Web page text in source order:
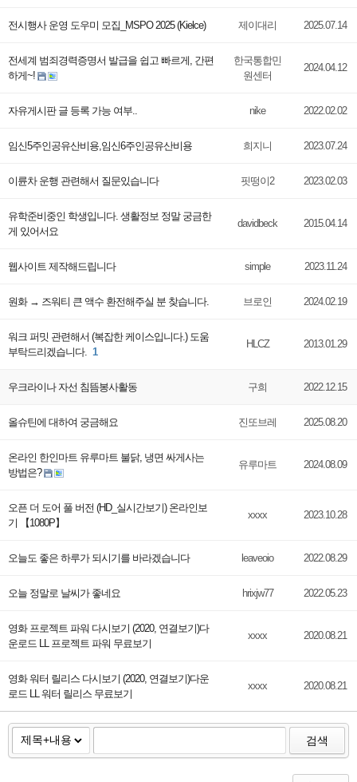
전시행사 운영 도우미 모집_MSPO 2025 (Kielce) 제이대리 2025.07.14
전세계 범죄경력증명서 발급을 쉽고 빠르게, 간편
하게~!
한국통합민
원센터
2024.04.12
자유게시판 글 등록 가능 여부.. nike 2022.02.02
임­신5주인공유­산비용,임­신6주인공유­산비용 희지니 2023.07.24
이륜차 운행 관련해서 질문있습니다 핏떵이2 2023.02.03
유학준비중인 학생입니다. 생활정보 정말 궁금한
게 있어서요
davidbeck 2015.04.14
웹사이트 제작해드립니다 simple 2023.11.24
원화 → 즈워티 큰 액수 환전해주실 분 찾습니다. 브로인 2024.02.19
워크 퍼밋 관련해서 (복잡한 케이스입니다.) 도움
부탁드리겠습니다. 1
HLCZ 2013.01.29
우크라이나 자선 침뜸봉사활동 구희 2022.12.15
올슈틴에 대하여 궁금해요 진또브레 2025.08.20
온라인 한인마트 유루마트 불닭, 냉면 싸게사는
방법은?
유루마트 2024.08.09
오픈 더 도어 풀 버전 (HD_실시간보기) 온라인보
기 【1080P】
xxxx 2023.10.28
오늘도 좋은 하루가 되시기를 바라겠습니다 leaveoio 2022.08.29
오늘 정말로 날씨가 좋네요 hrixjw77 2022.05.23
영화 프로젝트 파워 다시보기 (2020, 연결보기)다
운로드 LL 프로젝트 파워 무료보기
xxxx 2020.08.21
영화 워터 릴리스 다시보기 (2020, 연결보기)다운
로드 LL 워터 릴리스 무료보기
xxxx 2020.08.21
검색